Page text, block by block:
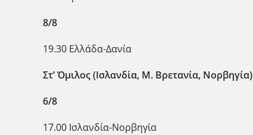
8/8
19.30 Ελλάδα-Δανία
Στ’ Όμιλος (Ισλανδία, Μ. Βρετανία, Νορβηγία)
6/8
17.00 Ισλανδία-Νορβηγία